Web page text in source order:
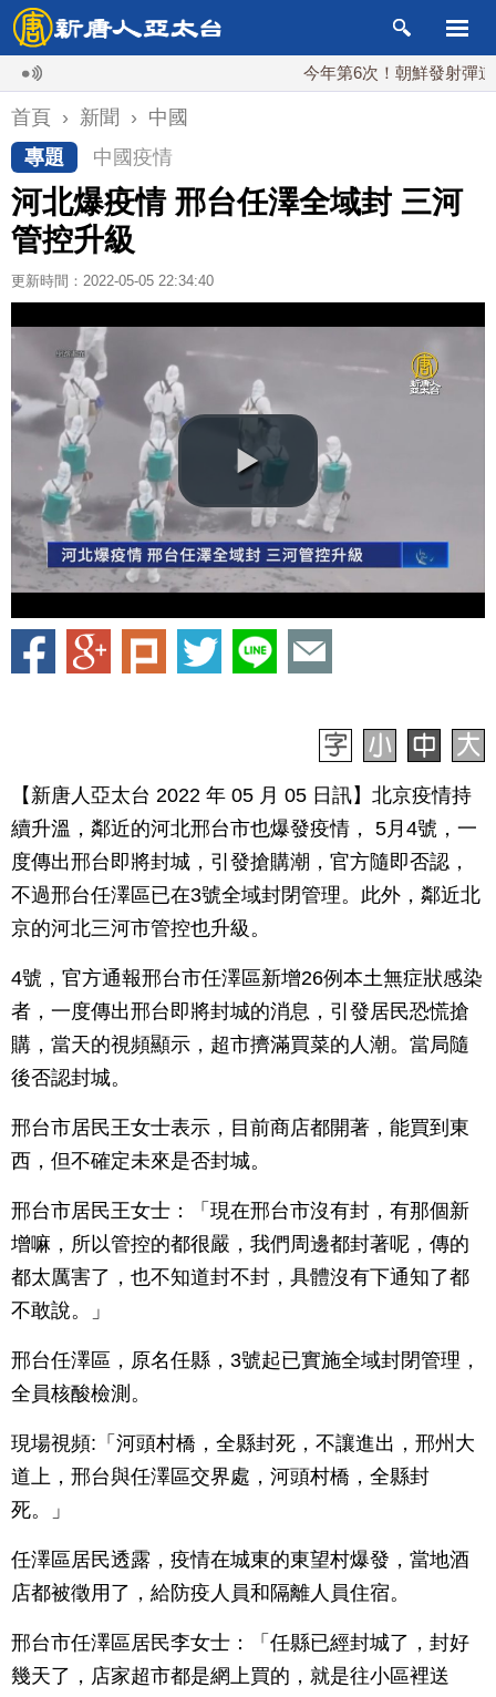
今年第6次！朝鮮發射彈道導彈
首頁 › 新聞 › 中國
專題
中國疫情
河北爆疫情 邢台任澤全域封 三河
管控升級
更新時間：2022-05-05 22:34:40
【新唐人亞太台 2022 年 05 月 05 日訊】北京疫情持
續升溫，鄰近的河北邢台市也爆發疫情， 5月4號，一
度傳出邢台即將封城，引發搶購潮，官方隨即否認，
不過邢台任澤區已在3號全域封閉管理。此外，鄰近北
京的河北三河市管控也升級。
4號，官方通報邢台市任澤區新增26例本土無症狀感染
者，一度傳出邢台即將封城的消息，引發居民恐慌搶
購，當天的視頻顯示，超市擠滿買菜的人潮。當局隨
後否認封城。
邢台市居民王女士表示，目前商店都開著，能買到東
西，但不確定未來是否封城。
邢台市居民王女士：「現在邢台市沒有封，有那個新
增嘛，所以管控的都很嚴，我們周邊都封著呢，傳的
都太厲害了，也不知道封不封，具體沒有下通知了都
不敢說。」
邢台任澤區，原名任縣，3號起已實施全域封閉管理，
全員核酸檢測。
現場視頻:「河頭村橋，全縣封死，不讓進出，邢州大
道上，邢台與任澤區交界處，河頭村橋，全縣封
死。」
任澤區居民透露，疫情在城東的東望村爆發，當地酒
店都被徵用了，給防疫人員和隔離人員住宿。
邢台市任澤區居民李女士：「任縣已經封城了，封好
幾天了，店家超市都是網上買的，就是往小區裡送